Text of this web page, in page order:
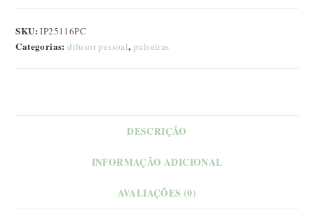
SKU:IP25116PC
Categorias:difusor pessoal,pulseiras
DESCRIÇÃO
INFORMAÇÃO ADICIONAL
AVALIAÇÕES (0)